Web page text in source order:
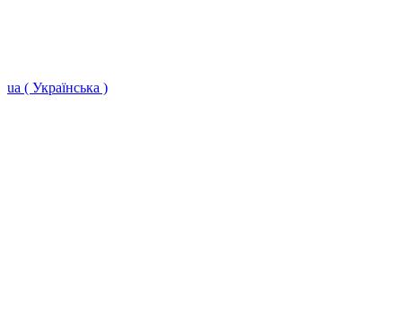
ua ( Українська )